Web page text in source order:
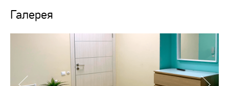
Галерея